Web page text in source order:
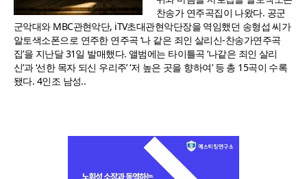
찬송가 연주곡집이 나왔다. 공군
군악대와 MBC관현악단, iTV초대관현악단장을 역임했던 송형섭 씨가
알토색소폰으로 연주한 연주곡 ‘나 같은 죄인 살리신-찬송가연주곡
집’을 지난달 31일 발매했다. 앨범에는 타이틀곡 ‘나같은 죄인 살리
신’과 ‘선한 목자 되신 우리주’ ‘저 높은 곳을 향하여’ 등 총 15곡이 수록
됐다. 4인조 남성..